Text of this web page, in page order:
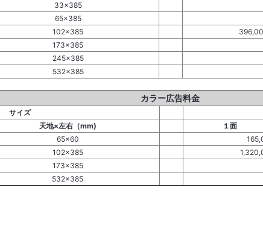
33×385
65×385
102×385
173×385
245×385
532×385
カラー広告料金
サイズ
天地×左右（mm) １面
65×60
102×385
173×385
532×385